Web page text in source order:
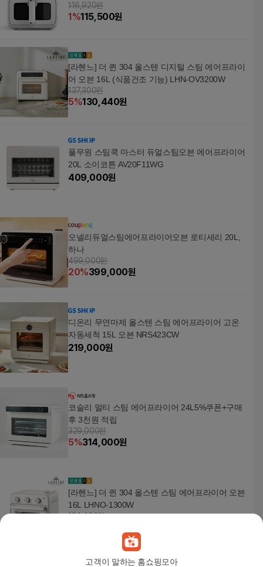
고객이 말하는 홈쇼핑모아
116,920원
1%115,500원
[라헨느] 더 퀸 304 올스텐 디지털 스팀 에어프라이
어 오븐 16L (식품건조 기능) LHN-OV3200W
137,300원
5%130,440원
풀무원 스팀쿡 마스터 듀얼스팀오븐 에어프라이어
20L 소이코튼 AV20F11WG
409,000원
오넬리듀얼스팀에어프라이어오븐 로티세리 20L,
하나
499,000원
20%399,000원
디온리 무연마제 올스텐 스팀 에어프라이어 고온
자동세척 15L 오븐 NRS423CW
219,000원
코슬리 멀티 스팀 에어프라이어 24L5%쿠폰+구매
후 3천원 적립
329,000원
5%314,000원
[라헨느] 더 퀸 304 올스텐 스팀 에어프라이어 오븐
16L LHNO-1300W
124,400원